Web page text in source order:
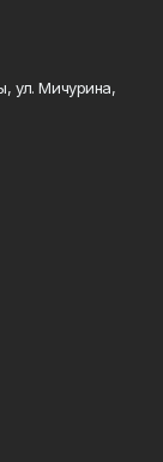
ул. Мичурина,